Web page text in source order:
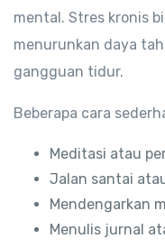
mental. Stres kronis
menurunkan daya
gangguan tidur.
Beberapa cara
Meditasi atau
Jalan santai
Mendengarkan
Menulis jurnal